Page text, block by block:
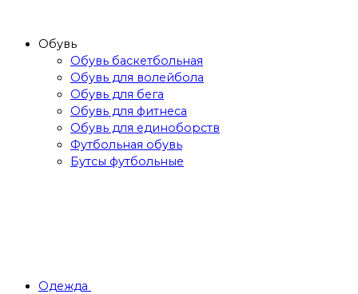
Обувь
Обувь баскетбольная
Обувь для волейбола
Обувь для бега
Обувь для фитнеса
Обувь для единоборств
Футбольная обувь
Бутсы футбольные
Одежда